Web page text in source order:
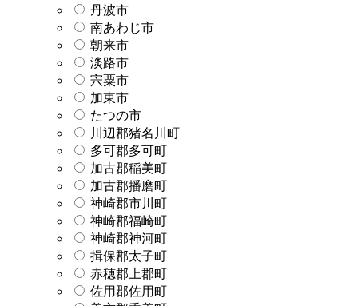
丹波市
南あわじ市
朝来市
淡路市
宍粟市
加東市
たつの市
川辺郡猪名川町
多可郡多可町
加古郡稲美町
加古郡播磨町
神崎郡市川町
神崎郡福崎町
神崎郡神河町
揖保郡太子町
赤穂郡上郡町
佐用郡佐用町